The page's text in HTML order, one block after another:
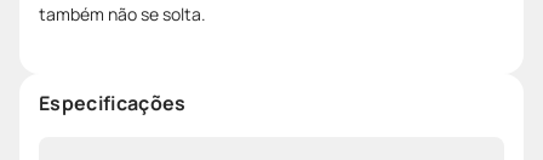
também não se solta.
Especificações